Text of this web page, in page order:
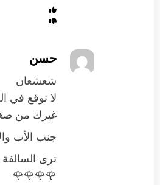
حسن
شعشعان
لا توقع في
غيرك من
جنب الأب
ترى
🌹🌹🌹🌹